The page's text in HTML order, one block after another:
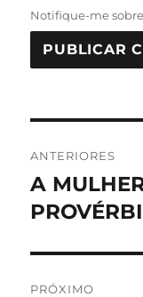
Notifique-me
de
Post
ANTERIORES
Post
anterior:
A
PRÓXIMO